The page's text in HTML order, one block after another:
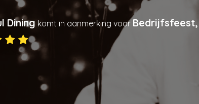
Dining komt in aanmerking voor Bedrijfsfeest,